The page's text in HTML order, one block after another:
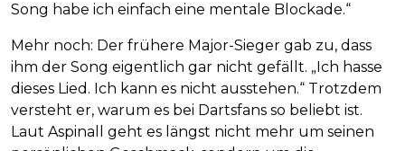
Song habe ich einfach eine mentale Blockade.“
Mehr noch: Der frühere Major-Sieger gab zu, dass
ihm der Song eigentlich gar nicht gefällt. „Ich hasse
dieses Lied. Ich kann es nicht ausstehen.“ Trotzdem
versteht er, warum es bei Dartsfans so beliebt ist.
Laut Aspinall geht es längst nicht mehr um seinen